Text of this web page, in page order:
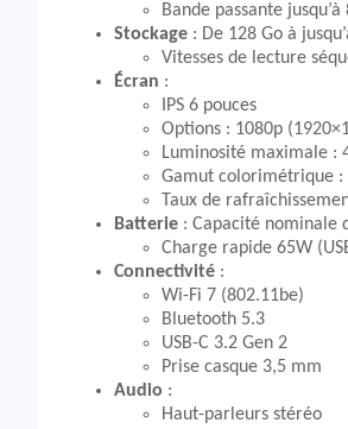
Bande passante
Stockage : De 128 Go à
Vitesses de lecture
Écran :
IPS 6 pouces
Options : 1080p
Luminosité maximale :
Gamut colorimétrique :
Taux de
Batterie : Capacité nominale
Charge rapide 65W
Connectivité :
Wi-Fi 7 (802.11be)
Bluetooth 5.3
USB-C 3.2 Gen 2
Prise casque 3,5 mm
Audio :
Haut-parleurs stéréo